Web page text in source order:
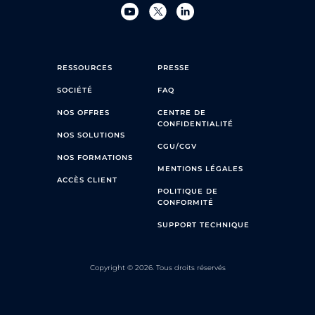
RESSOURCES
SOCIÉTÉ
NOS OFFRES
NOS SOLUTIONS
NOS FORMATIONS
ACCÈS CLIENT
PRESSE
FAQ
CENTRE DE
CONFIDENTIALITÉ
CGU/CGV
MENTIONS LÉGALES
POLITIQUE DE
CONFORMITÉ
SUPPORT TECHNIQUE
Copyright © 2026. Tous droits réservés